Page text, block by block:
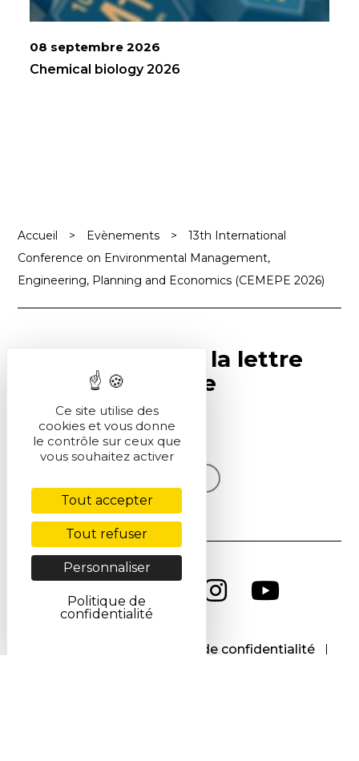
08 septembre 2026
Chemical biology 2026
Accueil > Evènements >
13th International
Conference on Environmental Management,
Engineering, Planning and Economics (CEMEPE 2026)
Abonnez-vous à la lettre
SCF Info en ligne
S'inscrire
Politique de confidentialité
Ce site utilise des
cookies et vous donne
le contrôle sur ceux que
vous souhaitez activer
Tout accepter
Tout refuser
Personnaliser
Politique de
confidentialité